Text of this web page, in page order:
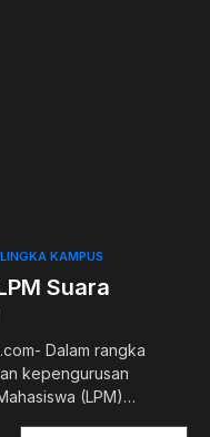
KAMPUS
Suara
Dalam rangka
kepengurusan
(LPM)…